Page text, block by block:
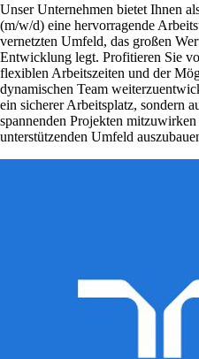
Unser Unternehmen bietet Ihnen
(m/w/d) eine hervorragende
vernetzten Umfeld, das großen
Entwicklung legt. Profitieren Sie
flexiblen Arbeitszeiten und der
dynamischen Team
ein sicherer Arbeitsplatz, sondern
spannenden Projekten
unterstützenden Umfeld